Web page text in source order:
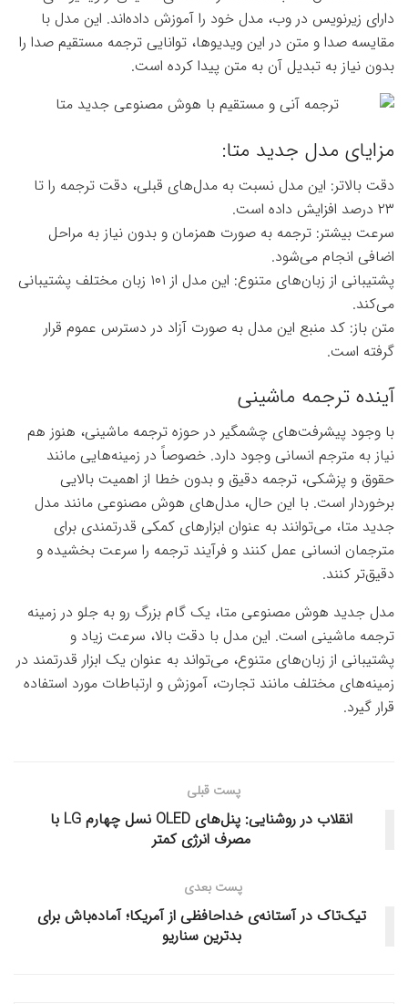
دارای زیرنویس در وب، مدل خود را آموزش داده‌اند. این مدل با
مقایسه صدا و متن در این ویدیوها، توانایی ترجمه مستقیم صدا را
بدون نیاز به تبدیل آن به متن پیدا کرده است.
مزایای مدل جدید متا:
دقت بالاتر: این مدل نسبت به مدل‌های قبلی، دقت ترجمه را تا
۲۳ درصد افزایش داده است.
سرعت بیشتر: ترجمه به صورت همزمان و بدون نیاز به مراحل
اضافی انجام می‌شود.
پشتیبانی از زبان‌های متنوع: این مدل از ۱۰۱ زبان مختلف پشتیبانی
می‌کند.
متن باز: کد منبع این مدل به صورت آزاد در دسترس عموم قرار
گرفته است.
آینده ترجمه ماشینی
با وجود پیشرفت‌های چشمگیر در حوزه ترجمه ماشینی، هنوز هم
نیاز به مترجم انسانی وجود دارد. خصوصاً در زمینه‌هایی مانند
حقوق و پزشکی، ترجمه دقیق و بدون خطا از اهمیت بالایی
برخوردار است. با این حال، مدل‌های هوش مصنوعی مانند مدل
جدید متا، می‌توانند به عنوان ابزارهای کمکی قدرتمندی برای
مترجمان انسانی عمل کنند و فرآیند ترجمه را سرعت بخشیده و
دقیق‌تر کنند.
مدل جدید هوش مصنوعی متا، یک گام بزرگ رو به جلو در زمینه
ترجمه ماشینی است. این مدل با دقت بالا، سرعت زیاد و
پشتیبانی از زبان‌های متنوع، می‌تواند به عنوان یک ابزار قدرتمند در
زمینه‌های مختلف مانند تجارت، آموزش و ارتباطات مورد استفاده
قرار گیرد.
پست قبلی
انقلاب در روشنایی: پنل‌های OLED نسل چهارم LG با
مصرف انرژی کمتر
پست بعدی
تیک‌تاک در آستانه‌ی خداحافظی از آمریکا؛ آماده‌باش برای
بدترین سناریو